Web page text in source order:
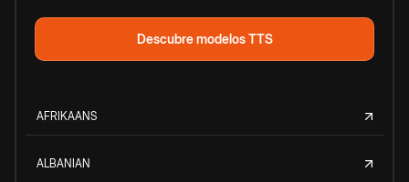
Descubre modelos TTS
AFRIKAANS
ALBANIAN